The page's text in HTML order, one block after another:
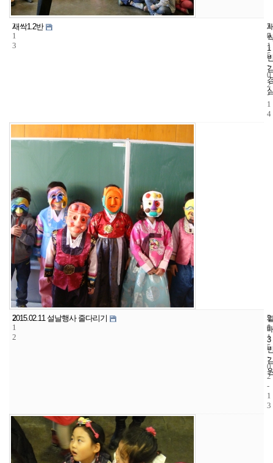
2
1
3
새싹1.2반
1
5
7
2
0
1
5
-
0
2
-
1
4
2
1
2
2015.02.11 설날행사 줄다리기
3
3
1
2
0
1
5
-
0
2
-
1
3